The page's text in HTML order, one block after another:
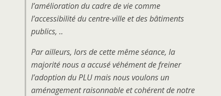
l’amélioration du cadre de vie comme
l’accessibilité du centre-ville et des bâtiments
publics, ..
Par ailleurs, lors de cette même séance, la
majorité nous a accusé véhément de freiner
l’adoption du PLU mais nous voulons un
aménagement raisonnable et cohérent de notre